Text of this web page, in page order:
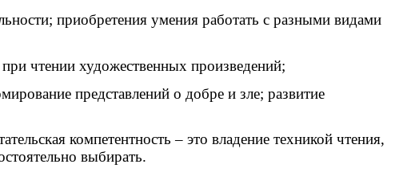
приобретения умения работать с разными видами
чтении художественных произведений;
представлений о добре и зле; развитие
компетентность – это владение техникой чтения,
выбирать.